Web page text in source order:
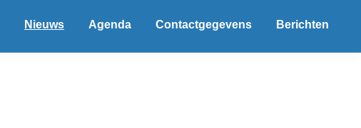
Nieuws Agenda Contactgegevens Berichten